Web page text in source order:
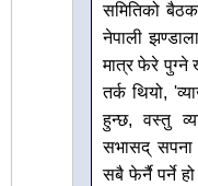
समितिको
नेपाली
मात्र फेरे पुग्ने
तर्क थियो,
हुन्छ, वस्तु
सभासद् सपना
सबै फेर्नै पर्ने